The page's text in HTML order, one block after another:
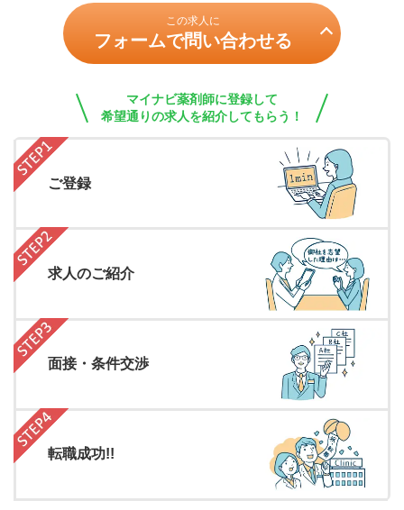
この求人に
フォームで問い合わせる
マイナビ薬剤師に登録して
希望通りの求人を紹介してもらう！
ご登録
求人のご紹介
面接・条件交渉
転職成功!!